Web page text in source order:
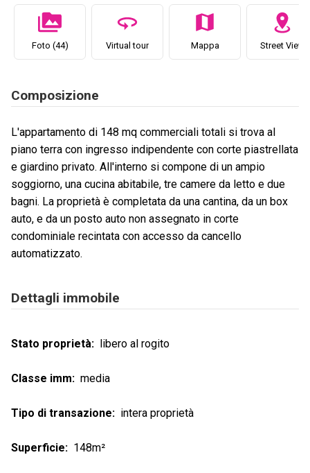
Foto (44) Virtual tour Mappa Street View
Composizione
L'appartamento di 148 mq commerciali totali si trova al
piano terra con ingresso indipendente con corte piastrellata
e giardino privato. All'interno si compone di un ampio
soggiorno, una cucina abitabile, tre camere da letto e due
bagni. La proprietà è completata da una cantina, da un box
auto, e da un posto auto non assegnato in corte
condominiale recintata con accesso da cancello
automatizzato.
Dettagli immobile
Stato proprietà libero al rogito
Classe imm media
Tipo di transazione intera proprietà
Superficie 148m²